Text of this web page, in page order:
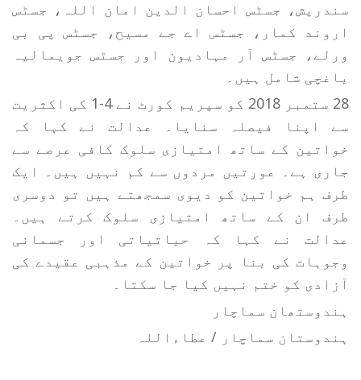
سندریش، جسٹس احسان الدین امان اللہ، جسٹس
اروند کمار، جسٹس اے جے مسیح، جسٹس پی بی
ورلے، جسٹس آر مہادیون اور جسٹس جویمالیہ
باغچی شامل ہیں۔
28 ستمبر 2018 کو سپریم کورٹ نے 4-1 کی اکثریت
سے اپنا فیصلہ سنایا۔ عدالت نے کہا کہ
خواتین کے ساتھ امتیازی سلوک کافی عرصے سے
جاری ہے۔ عورتیں مردوں سے کم نہیں ہیں۔ ایک
طرف ہم خواتین کو دیوی سمجھتے ہیں تو دوسری
طرف ان کے ساتھ امتیازی سلوک کرتے ہیں۔
عدالت نے کہا کہ حیاتیاتی اور جسمانی
وجوہات کی بنا پر خواتین کے مذہبی عقیدے کی
آزادی کو ختم نہیں کیا جا سکتا۔
ہندوستھان سماچار
ہندوستان سماچار / عطاءاللہ